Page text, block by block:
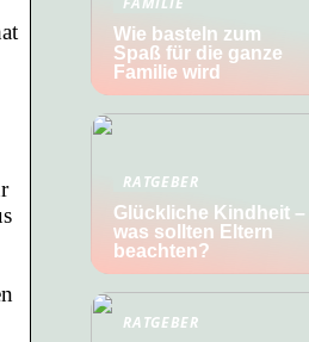
Wie basteln zum
Spaß für die ganze
Familie wird
RATGEBER
Glückliche Kindheit –
was sollten Eltern
beachten?
RATGEBER